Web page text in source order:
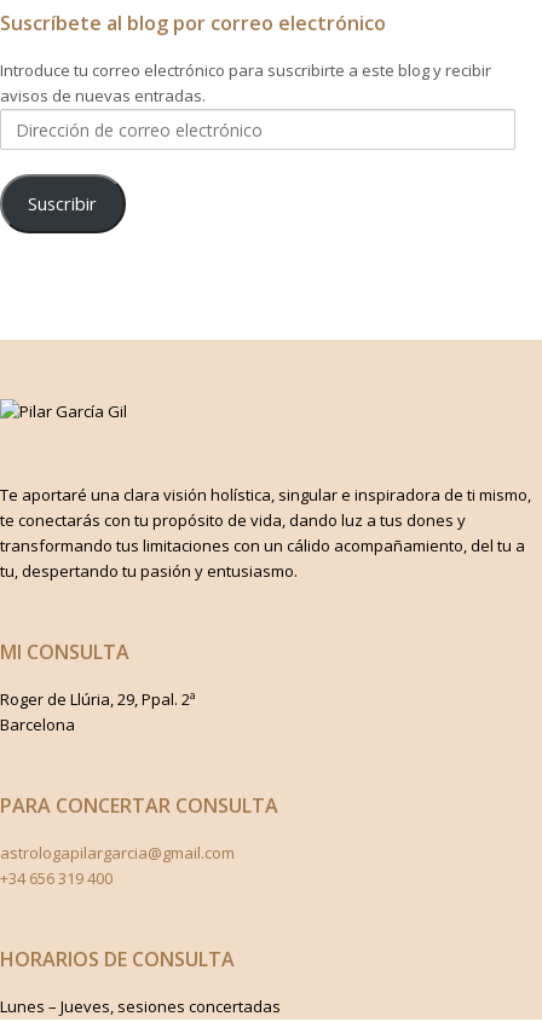
Suscríbete al blog por correo electrónico
Introduce tu correo electrónico para suscribirte a este blog y recibir
avisos de nuevas entradas.
Dirección
de
correo
electrónico
Suscribir
Te aportaré una clara visión holística, singular e inspiradora de ti mismo,
te conectarás con tu propósito de vida, dando luz a tus dones y
transformando tus limitaciones con un cálido acompañamiento, del tu a
tu, despertando tu pasión y entusiasmo.
MI CONSULTA
Roger de Llúria, 29, Ppal. 2ª
Barcelona
PARA CONCERTAR CONSULTA
astrologapilargarcia@gmail.com
+34 656 319 400
HORARIOS DE CONSULTA
Lunes – Jueves, sesiones concertadas